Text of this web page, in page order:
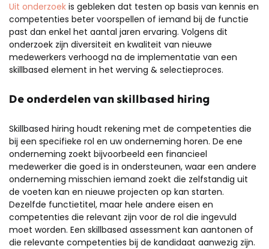
Uit onderzoek is gebleken dat testen op basis van kennis en
competenties beter voorspellen of iemand bij de functie
past dan enkel het aantal jaren ervaring. Volgens dit
onderzoek zijn diversiteit en kwaliteit van nieuwe
medewerkers verhoogd na de implementatie van een
skillbased element in het werving & selectieproces.
De onderdelen van skillbased hiring
Skillbased hiring houdt rekening met de competenties die
bij een specifieke rol en uw onderneming horen. De ene
onderneming zoekt bijvoorbeeld een financieel
medewerker die goed is in ondersteunen, waar een andere
onderneming misschien iemand zoekt die zelfstandig uit
de voeten kan en nieuwe projecten op kan starten.
Dezelfde functietitel, maar hele andere eisen en
competenties die relevant zijn voor de rol die ingevuld
moet worden. Een skillbased assessment kan aantonen of
die relevante competenties bij de kandidaat aanwezig zijn.